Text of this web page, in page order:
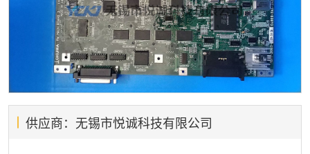
供应商：无锡市悦诚科技有限公司